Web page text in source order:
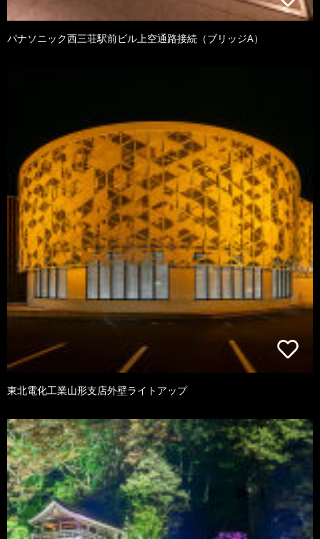
パナソニック西三荘駅前ビル上空通路接続（ブリッジA）
東北電化工業山形支店外壁ライトアップ